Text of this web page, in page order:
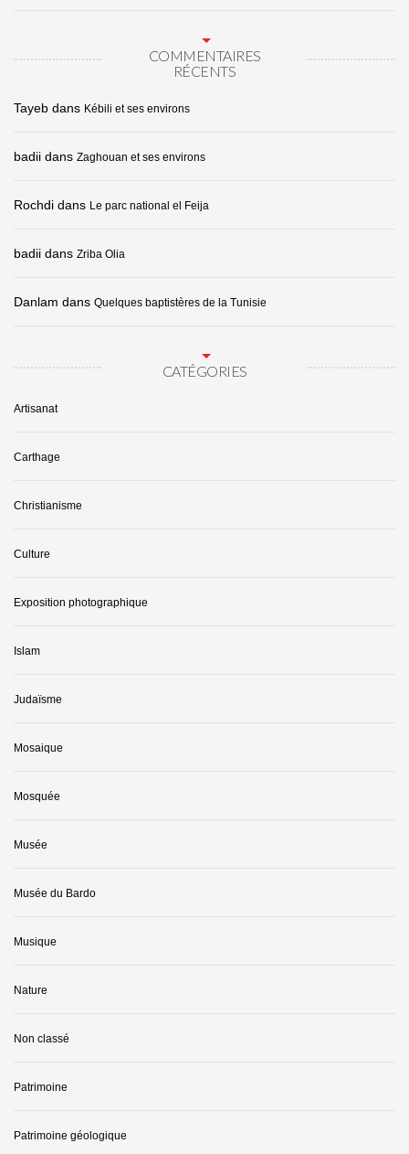
COMMENTAIRES
RÉCENTS
Tayeb dans Kébili et ses environs
badii dans Zaghouan et ses environs
Rochdi dans Le parc national el Feija
badii dans Zriba Olia
Danlam dans Quelques baptistères de la Tunisie
CATÉGORIES
Artisanat
Carthage
Christianisme
Culture
Exposition photographique
Islam
Judaïsme
Mosaique
Mosquée
Musée
Musée du Bardo
Musique
Nature
Non classé
Patrimoine
Patrimoine géologique